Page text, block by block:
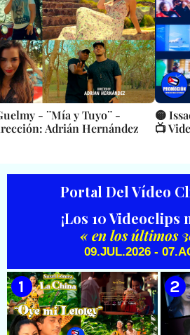
- ¨Mía y Tuyo¨ -
Adrián Hernández
🟡
📺
Portal Del Vídeo
¡Los 10 Videoclips
« en los últimos
09.JUL.2026 -